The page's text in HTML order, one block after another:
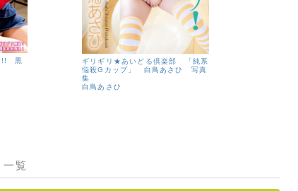
!! 黒
ギリギリ★あいどる倶楽部 「純系
悩殺Gカップ」 白鳥あさひ 写真
集
白鳥あさひ
一覧